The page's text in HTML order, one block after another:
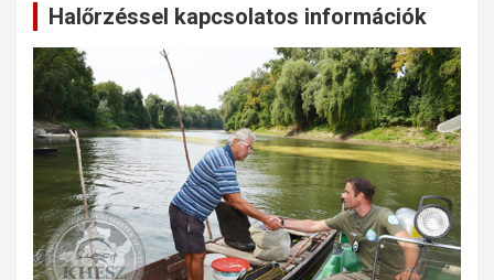
Halőrzéssel kapcsolatos információk